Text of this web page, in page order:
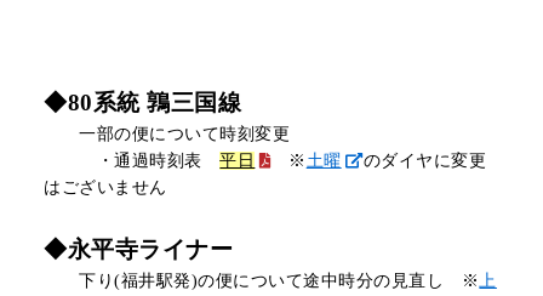
◆80系統 鶉三国線
一部の便について時刻変更
・通過時刻表平日 ※ 土曜
のダイヤに変更
はございません
◆永平寺ライナー
下り(福井駅発)の便について途中時分の見直し ※ 上